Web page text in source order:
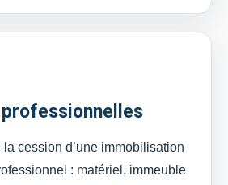
professionnelles
cession d’une immobilisation
: matériel, immeuble